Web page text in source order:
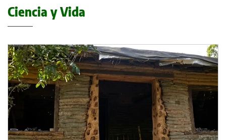
Ciencia y Vida